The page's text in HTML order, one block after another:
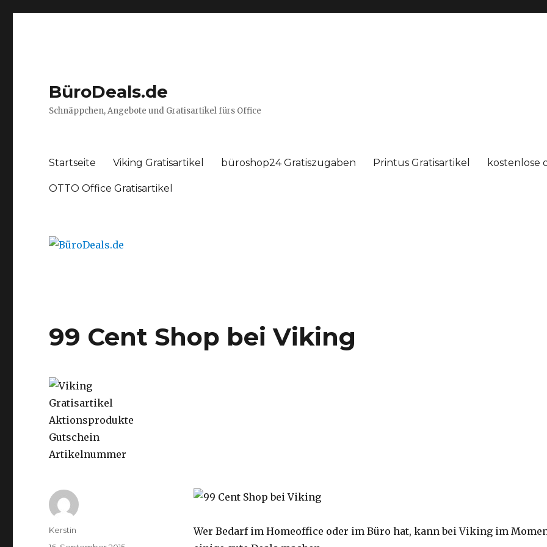
BüroDeals.de
Schnäppchen, Angebote und Gratisartikel fürs Office
Startseite Viking Gratisartikel büroshop24 Gratiszugaben Printus Gratisartikel kostenlose
OTTO Office Gratisartikel
99 Cent Shop bei Viking
Wer Bedarf im Homeoffice oder im Büro hat, kann bei Viking im
Autor
Kerstin